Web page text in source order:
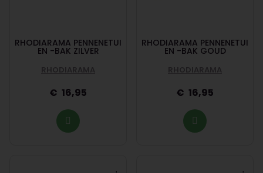
RHODIARAMA PENNENETUI
EN -BAK ZILVER
RHODIARAMA
16,95
RHODIARAMA PENNENETUI
EN -BAK GOUD
RHODIARAMA
16,95